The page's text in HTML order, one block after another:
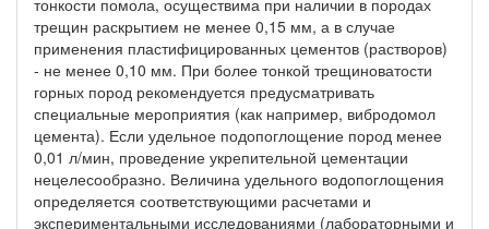
трещин раскрытием не менее 0,15 мм, а в случае
применения пластифицированных цементов (растворов)
- не менее 0,10 мм. При более тонкой трещиноватости
горных пород рекомендуется предусматривать
специальные мероприятия (как например, вибродомол
цемента). Если удельное подопоглощение пород менее
0,01 л/мин, проведение укрепительной цементации
нецелесообразно. Величина удельного водопоглощения
определяется соответствующими расчетами и
экспериментальными исследованиями (лабораторными и